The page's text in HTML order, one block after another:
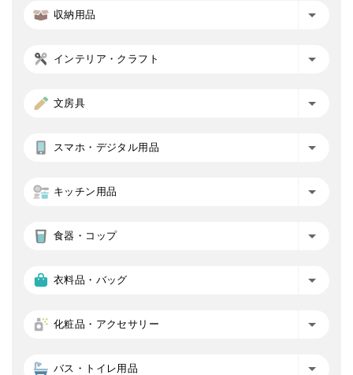
収納用品
インテリア・クラフト
文房具
スマホ・デジタル用品
キッチン用品
食器・コップ
衣料品・バッグ
化粧品・アクセサリー
バス・トイレ用品